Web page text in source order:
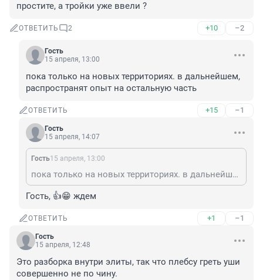
простите, а тройки уже ввели ?
ОТВЕТИТЬ 2 +10 –2
Гость
15 апреля, 13:00
пока только на новых территориях. в дальнейшем,
распространят опыт на остальную часть
ОТВЕТИТЬ +15 –1
Гость
15 апреля, 14:07
Гость15 апреля, 13:00
пока только на новых территориях. в дальнейшем, распространят опыт на остальную часть
Гость, 👍😁 ждем
ОТВЕТИТЬ +1 –1
Гость
15 апреля, 12:48
Это разборка внутри элиты, так что плебсу греть уши
совершенно не по чину.